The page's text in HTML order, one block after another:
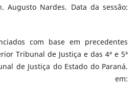
Augusto Nardes. Data da sessão:
com base em precedentes
Tribunal de Justiça e das 4ª e 5ª
de Justiça do Estado do Paraná.
em: